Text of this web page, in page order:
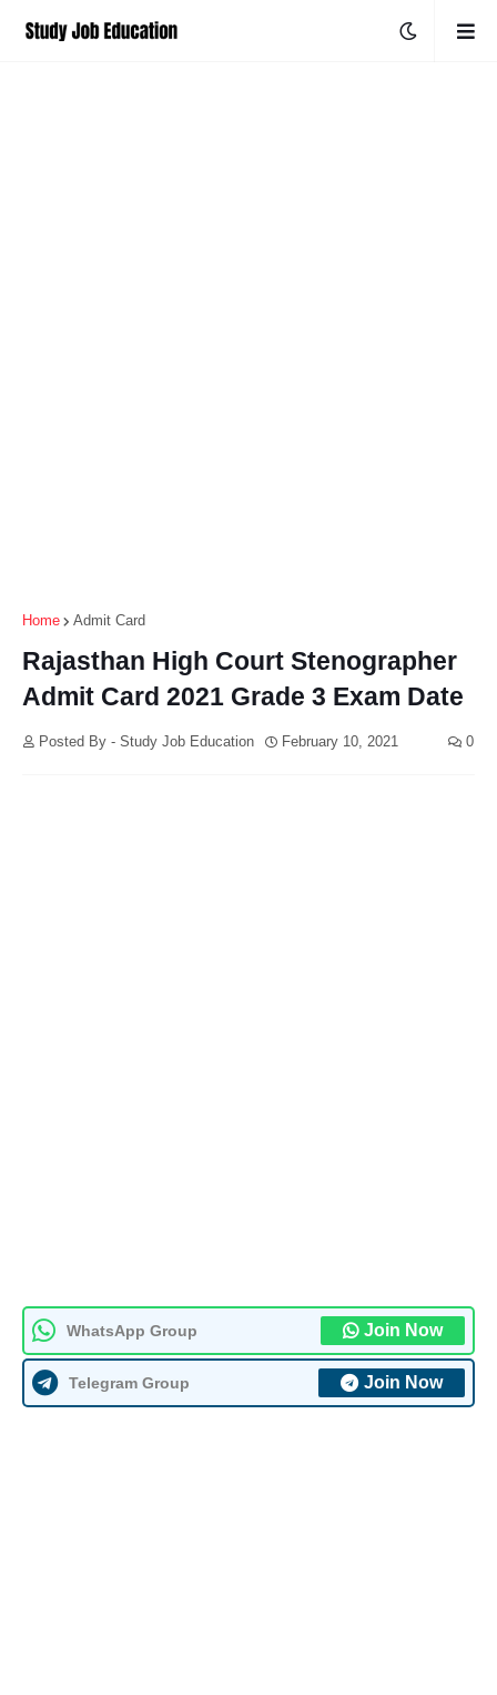
Home Admit Card
Rajasthan High Court Stenographer
Admit Card 2021 Grade 3 Exam Date
Posted By - Study Job Education February 10, 2021 0
WhatsApp Group Join Now
Telegram Group Join Now